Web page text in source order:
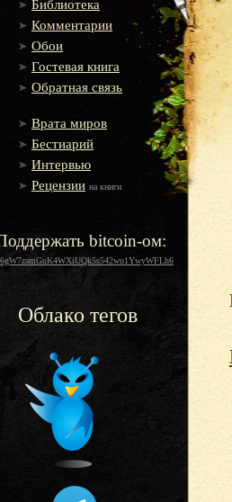
Библиотека
Комментарии
Обои
Гостевая книга
Обратная связь
Врата миров
Бестиарий
Интервью
Рецензии на книги
bitcoin-ом:
Облако тегов